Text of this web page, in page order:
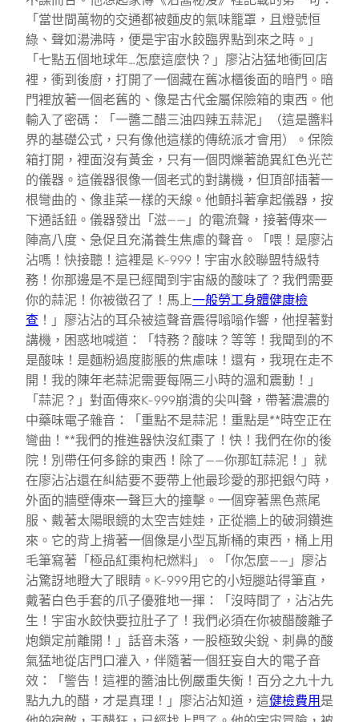
「當世間萬物的交通都被麵皮的氣味籠罩，且燈號恒
綠、聲如湯沸時，便是宇宙水餃臨界點到來之時。」
「七點五個地球年…怎麼這麼快？」廖沾沾猛地衝回店
裡，衝到後廚，打開了一個藏在舊冰櫃後面的暗門。暗
門裡放著一個老舊的、像是古代金屬保險箱的東西。他
輸入了密碼：「一醬二醋三油四辣五蒜泥」（這是醬料
界的基礎公式，只有像他這樣的傳統派才會用）。保險
箱打開，裡面沒有黃金，只有一個閃爍著詭異紅色光芒
的儀器。這儀器很像一個老式的對講機，但頂部插著一
根彎曲的、像韭菜一樣的天線。他顫抖著拿起儀器，按
下通話鈕。儀器發出「滋——」的電流聲，接著傳來一
陣高八度、急促且充滿養生焦慮的聲音。「喂！是廖沾
沾嗎！快接聽！這裡是 K-999！宇宙水餃聯盟特級特
務！你那邊是不是已經聞到宇宙級的酸味了？我們需要
你的蒜泥！你被徵召了！馬上一般勞工身體健康檢
查 ！」廖沾沾的耳朵被這聲音震得嗡嗡作響，他捏著對
講機，困惑地喊道：「特務？酸味？等等！我聞到的不
是酸味！是麵粉過度膨脹的焦慮味！還有，我現在走不
開！我的陳年老蒜泥需要每隔三小時的溫和震動！」
「蒜泥？」對面傳來K-999崩潰的尖叫聲，帶著濃濃的
中藥味電子雜音：「重點不是蒜泥！重點是**時空正在
彎曲！**我們的推進器快沒紅棗了！快！我們在你的後
院！別帶任何多餘的東西！除了——你那缸蒜泥！」就
在廖沾沾還在糾結要不要帶上他最珍愛的那把銀勺時，
外面的牆壁傳來一聲巨大的撞擊。一個穿著黑色燕尾
服、戴著太陽眼鏡的太空吉娃娃，正從牆上的破洞鑽進
來。它的背上揹著一個像是小型瓦斯桶的東西，桶上用
毛筆寫著「極品紅棗枸杞燃料」。「你怎麼——」廖沾
沾驚訝地瞪大了眼睛。K-999用它的小短腿站得筆直，
戴著白色手套的爪子優雅地一揮：「沒時間了，沾沾先
生！宇宙水餃快要拉肚子了！我們必須在你被醋酸離子
炮鎖定前離開！」話音未落，一股極致尖銳、刺鼻的酸
氣猛地從店門口灌入，伴隨著一個狂妄自大的電子音
效：「警告！這裡的醬油比例嚴重失衡！百分之九十九
點九九的醋，才是真理！」廖沾沾知道，這健檢費用 是